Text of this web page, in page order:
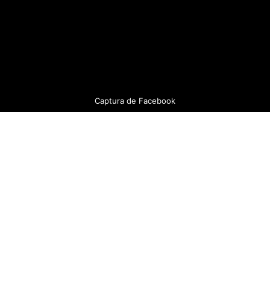
Captura de Facebook